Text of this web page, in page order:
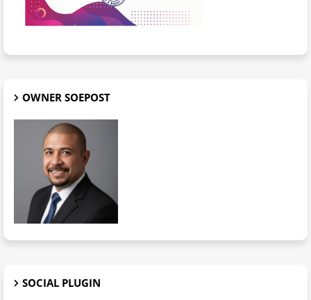
OWNER SOEPOST
SOCIAL PLUGIN